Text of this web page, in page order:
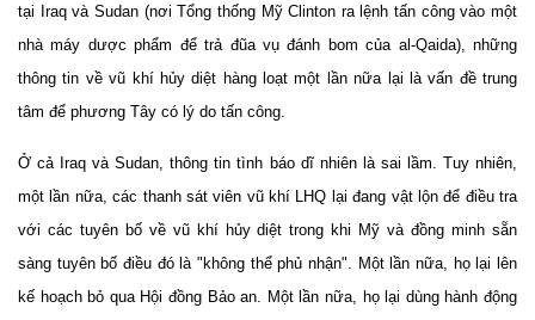
tại Iraq và Sudan (nơi Tổng thống Mỹ Clinton ra lệnh tấn công vào một
nhà máy dược phẩm để trả đũa vụ đánh bom của al-Qaida), những
thông tin về vũ khí hủy diệt hàng loạt một lần nữa lại là vấn đề trung
tâm để phương Tây có lý do tấn công.
Ở cả Iraq và Sudan, thông tin tình báo dĩ nhiên là sai lầm. Tuy nhiên,
một lần nữa, các thanh sát viên vũ khí LHQ lại đang vật lộn để điều tra
với các tuyên bố về vũ khí hủy diệt trong khi Mỹ và đồng minh sẵn
sàng tuyên bố điều đó là "không thể phủ nhận". Một lần nữa, họ lại lên
kế hoạch bỏ qua Hội đồng Bảo an. Một lần nữa, họ lại dùng hành động